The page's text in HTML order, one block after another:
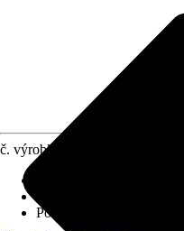
č. výrobku
Barveno
Pohon